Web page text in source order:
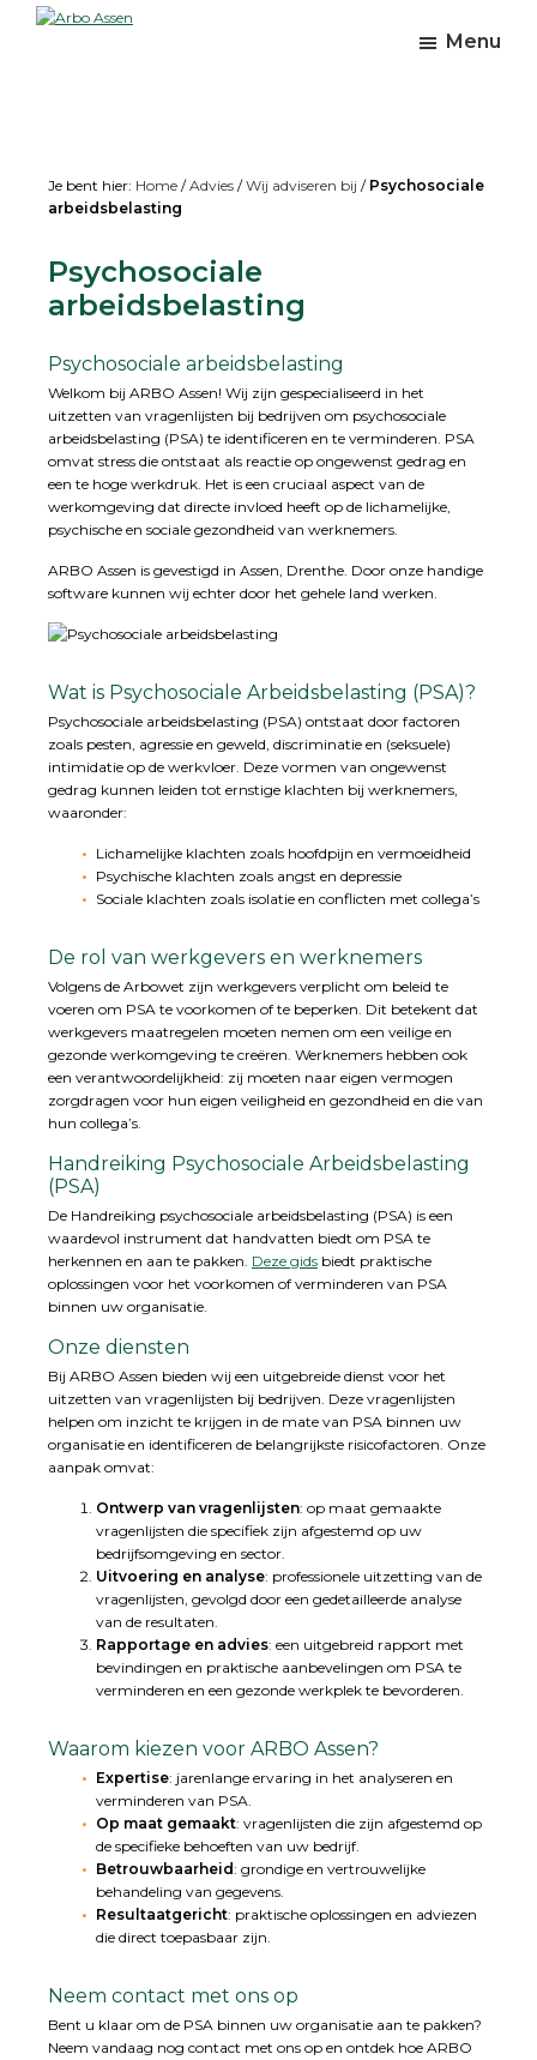
Menu
Je bent hier: Home /Advies /Wij adviseren bij / Psychosociale
arbeidsbelasting
Psychosociale
arbeidsbelasting
Psychosociale arbeidsbelasting
Welkom bij ARBO Assen! Wij zijn gespecialiseerd in het
uitzetten van vragenlijsten bij bedrijven om psychosociale
arbeidsbelasting (PSA) te identificeren en te verminderen. PSA
omvat stress die ontstaat als reactie op ongewenst gedrag en
een te hoge werkdruk. Het is een cruciaal aspect van de
werkomgeving dat directe invloed heeft op de lichamelijke,
psychische en sociale gezondheid van werknemers.
ARBO Assen is gevestigd in Assen, Drenthe. Door onze handige
software kunnen wij echter door het gehele land werken.
Wat is Psychosociale Arbeidsbelasting (PSA)?
Psychosociale arbeidsbelasting (PSA) ontstaat door factoren
zoals pesten, agressie en geweld, discriminatie en (seksuele)
intimidatie op de werkvloer. Deze vormen van ongewenst
gedrag kunnen leiden tot ernstige klachten bij werknemers,
waaronder:
Lichamelijke klachten zoals hoofdpijn en vermoeidheid
Psychische klachten zoals angst en depressie
Sociale klachten zoals isolatie en conflicten met collega’s
De rol van werkgevers en werknemers
Volgens de Arbowet zijn werkgevers verplicht om beleid te
voeren om PSA te voorkomen of te beperken. Dit betekent dat
werkgevers maatregelen moeten nemen om een veilige en
gezonde werkomgeving te creëren. Werknemers hebben ook
een verantwoordelijkheid: zij moeten naar eigen vermogen
zorgdragen voor hun eigen veiligheid en gezondheid en die van
hun collega’s.
Handreiking Psychosociale Arbeidsbelasting
(PSA)
De Handreiking psychosociale arbeidsbelasting (PSA) is een
waardevol instrument dat handvatten biedt om PSA te
herkennen en aan te pakken. Deze gids biedt praktische
oplossingen voor het voorkomen of verminderen van PSA
binnen uw organisatie.
Onze diensten
Bij ARBO Assen bieden wij een uitgebreide dienst voor het
uitzetten van vragenlijsten bij bedrijven. Deze vragenlijsten
helpen om inzicht te krijgen in de mate van PSA binnen uw
organisatie en identificeren de belangrijkste risicofactoren. Onze
aanpak omvat:
Ontwerp van vragenlijsten: op maat gemaakte
vragenlijsten die specifiek zijn afgestemd op uw
bedrijfsomgeving en sector.
Uitvoering en analyse: professionele uitzetting van de
vragenlijsten, gevolgd door een gedetailleerde analyse
van de resultaten.
Rapportage en advies: een uitgebreid rapport met
bevindingen en praktische aanbevelingen om PSA te
verminderen en een gezonde werkplek te bevorderen.
Waarom kiezen voor ARBO Assen?
Expertise: jarenlange ervaring in het analyseren en
verminderen van PSA.
Op maat gemaakt: vragenlijsten die zijn afgestemd op
de specifieke behoeften van uw bedrijf.
Betrouwbaarheid: grondige en vertrouwelijke
behandeling van gegevens.
Resultaatgericht: praktische oplossingen en adviezen
die direct toepasbaar zijn.
Neem contact met ons op
Bent u klaar om de PSA binnen uw organisatie aan te pakken?
Neem vandaag nog contact met ons op en ontdek hoe ARBO